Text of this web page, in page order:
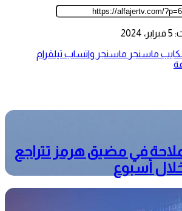
ماسنجر ماسنجر واتساب تيلقرام
في مضيق هرمز تتراجع